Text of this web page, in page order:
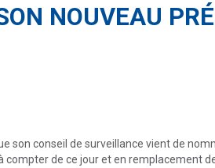
NOUVEAU
son conseil de surveillance vient de
compter de ce jour et en remplacement